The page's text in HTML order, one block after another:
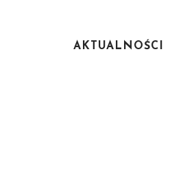
AKTUALNOŚCI